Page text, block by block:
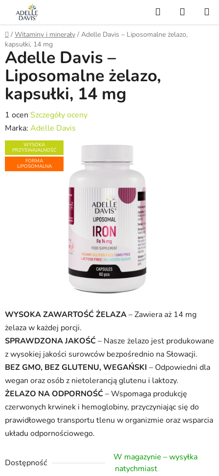
treści
Szukaj
Home
/ Witaminy i minerały / Adelle Davis – Liposomalne żelazo,
kapsułki, 14 mg
WYSOKA ZAWARTOŚĆ ŻELAZA– Zawiera aż 14 mg
żelaza w każdej porcji.
SPRAWDZONA JAKOŚĆ– Nasze żelazo jest produkowane
z wysokiej jakości surowców bezpośrednio na Słowacji.
BEZ GMO, BEZ GLUTENU, WEGAŃSKI – Odpowiedni dla
wegan oraz osób z nietolerancją glutenu i laktozy.
ŻELAZO NA ODPORNOŚĆ– Wspomaga produkcję
czerwonych krwinek i hemoglobiny, przyczyniając się do
prawidłowego transportu tlenu w organizmie oraz wsparcia
układu odpornościowego.
Dostępność
W magazynie – wysyłka
natychmiast
Adelle Davis –
Liposomalne żelazo,
kapsułki, 14 mg
Średnia
ocena
produktu
wynosi
1 ocen Szczegóły oceny
Marka: Adelle Davis
WYSOKA
PRZYSWAJALNOŚĆ
FORMA
LIPOSOMALNA